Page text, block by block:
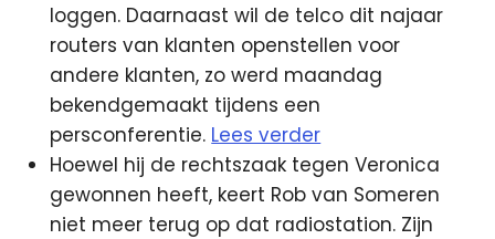
loggen. Daarnaast wil de telco dit najaar
routers van klanten openstellen voor
andere klanten, zo werd maandag
bekendgemaakt tijdens een
persconferentie. Lees verder
Hoewel hij de rechtszaak tegen Veronica
gewonnen heeft, keert Rob van Someren
niet meer terug op dat radiostation. Zijn